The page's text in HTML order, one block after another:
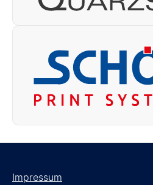
Impressum